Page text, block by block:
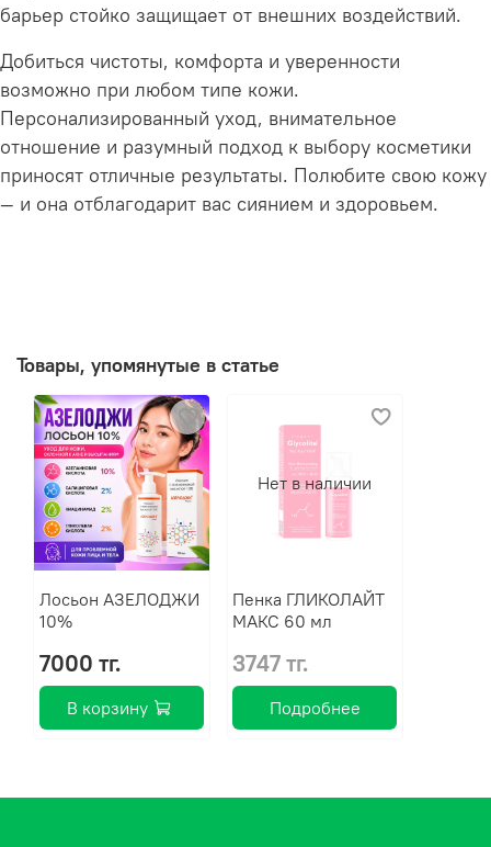
барьер стойко защищает от внешних воздействий.
Добиться чистоты, комфорта и уверенности
возможно при любом типе кожи.
Персонализированный уход, внимательное
отношение и разумный подход к выбору косметики
приносят отличные результаты. Полюбите свою кожу
— и она отблагодарит вас сиянием и здоровьем.
Товары, упомянутые в статье
Лосьон АЗЕЛОДЖИ
10%
7000 тг.
В корзину
Нет в наличии
Пенка ГЛИКОЛАЙТ
МАКС 60 мл
3747 тг.
Подробнее